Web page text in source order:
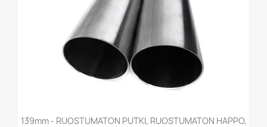
139mm - RUOSTUMATON PUTKI, RUOSTUMATON HAPPO,